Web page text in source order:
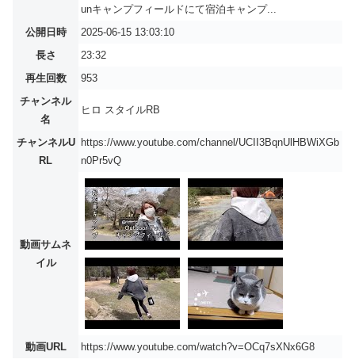
unキャンプフィールドにて宿泊キャンプ...
公開日時
2025-06-15 13:03:10
長さ
23:32
再生回数
953
チャンネル
名
ヒロ スタイルRB
チャンネルU
RL
https://www.youtube.com/channel/UCII3BqnUlHBWiXGb
n0Pr5vQ
動画サムネ
イル
動画URL https://www.youtube.com/watch?v=OCq7sXNx6G8